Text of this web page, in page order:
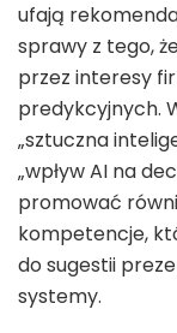
ufają
sprawy z tego,
przez interesy
predykcyjnych.
„sztuczna
„wpływ AI na
promować
kompetencje,
do sugestii
systemy.